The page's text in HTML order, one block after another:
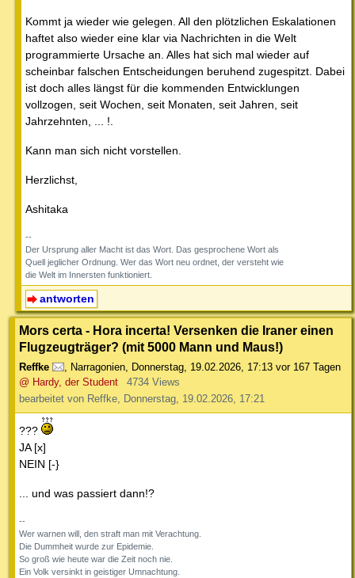
Kommt ja wieder wie gelegen. All den plötzlichen Eskalationen
haftet also wieder eine klar via Nachrichten in die Welt
programmierte Ursache an. Alles hat sich mal wieder auf
scheinbar falschen Entscheidungen beruhend zugespitzt. Dabei
ist doch alles längst für die kommenden Entwicklungen
vollzogen, seit Wochen, seit Monaten, seit Jahren, seit
Jahrzehnten, ... !.
Kann man sich nicht vorstellen.
Herzlichst,
Ashitaka
--
Der Ursprung aller Macht ist das Wort. Das gesprochene Wort als
Quell jeglicher Ordnung. Wer das Wort neu ordnet, der versteht wie
die Welt im Innersten funktioniert.
antworten
Mors certa - Hora incerta! Versenken die Iraner einen
Flugzeugträger? (mit 5000 Mann und Maus!)
Reffke , Narragonien, Donnerstag, 19.02.2026, 17:13 vor 167 Tagen
@ Hardy, der Student
4734 Views
bearbeitet von Reffke, Donnerstag, 19.02.2026, 17:21
???
JA [x]
NEIN [-}
... und was passiert dann!?
--
Wer warnen will, den straft man mit Verachtung.
Die Dummheit wurde zur Epidemie.
So groß wie heute war die Zeit noch nie.
Ein Volk versinkt in geistiger Umnachtung.